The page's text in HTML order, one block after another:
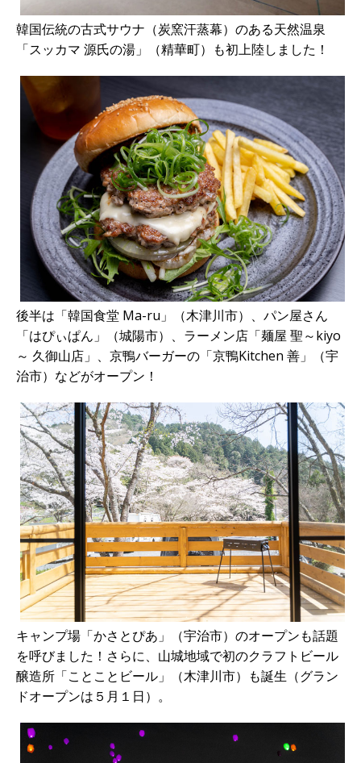
韓国伝統の古式サウナ（炭窯汗蒸幕）のある天然温泉
「スッカマ 源氏の湯」（精華町）も初上陸しました！
後半は「韓国食堂 Ma-ru」（木津川市）、パン屋さん
「はぴぃぱん」（城陽市）、ラーメン店「麺屋 聖～kiyo
～ 久御山店」、京鴨バーガーの「京鴨Kitchen 善」（宇
治市）などがオープン！
キャンプ場「かさとぴあ」（宇治市）のオープンも話題
を呼びました！さらに、山城地域で初のクラフトビール
醸造所「ことことビール」（木津川市）も誕生（グラン
ドオープンは５月１日）。